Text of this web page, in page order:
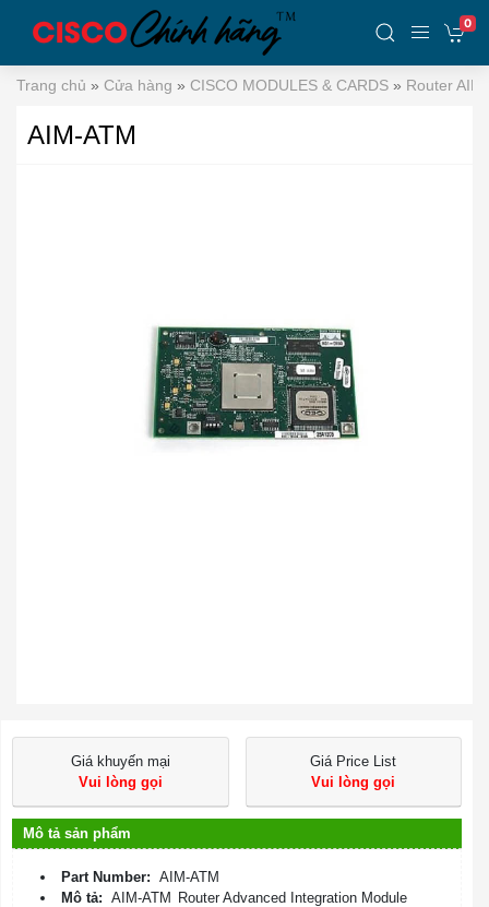
0
Trang chủ » Cửa hàng » CISCO MODULES & CARDS » Router AIM
AIM-ATM
Giá khuyến mại
Vui lòng gọi
Giá Price List
Vui lòng gọi
Mô tả sản phẩm
Part Number: AIM-ATM
Mô tả: AIM-ATM
Router Advanced Integration Module